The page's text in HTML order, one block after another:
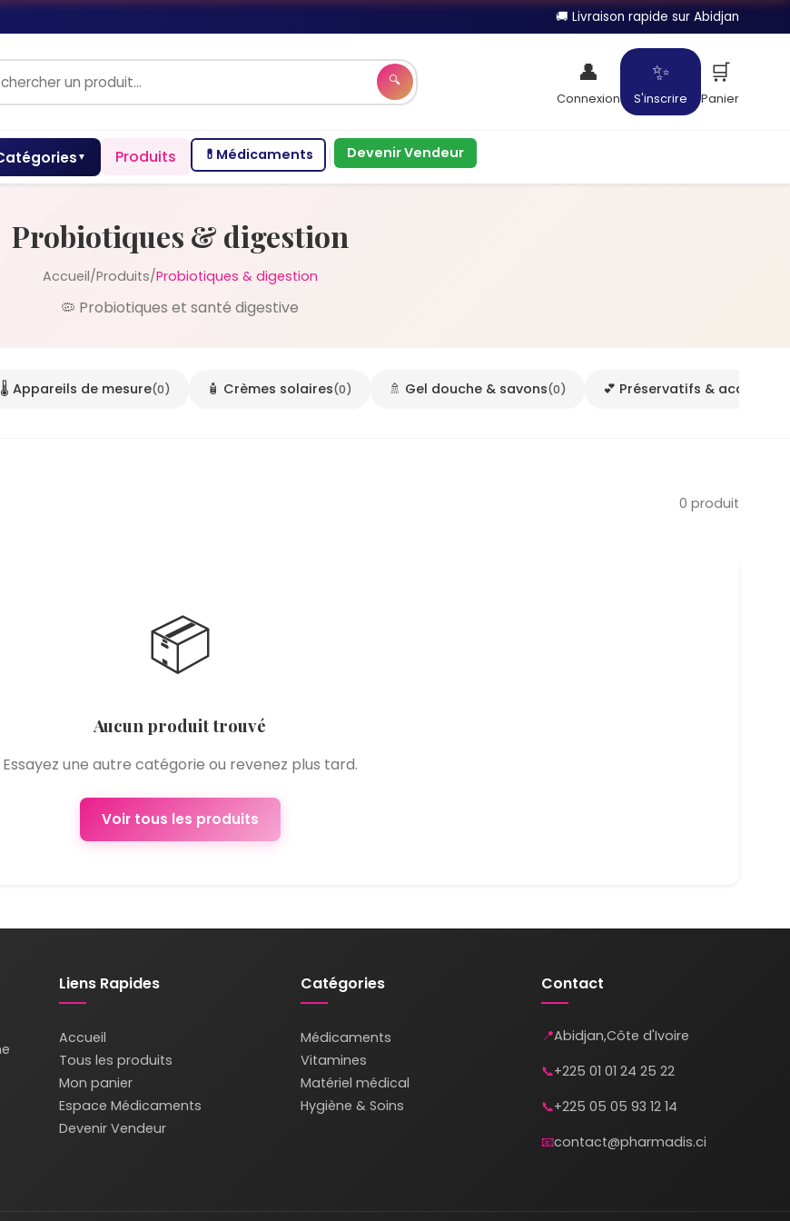
🚚 Livraison rapide sur Abidjan
🔍 👤
Connexion
✨
S'inscrire
🛒
Panier
▼ Produits 💊 Médicaments Devenir Vendeur
Probiotiques & digestion
Accueil/Produits/Probiotiques & digestion
🦠 Probiotiques et santé digestive
🌡️ Appareils de mesure(0) 🧴 Crèmes solaires(0) 🚿 Gel douche & savons(0) 💕 Préservatifs &
0 produit
📦
Aucun produit trouvé
Essayez une autre catégorie ou revenez plus tard.
Voir tous les produits
Liens Rapides
Accueil
Tous les produits
Mon panier
Espace Médicaments
Devenir Vendeur
Catégories
Médicaments
Vitamines
Matériel médical
Hygiène & Soins
Contact
📍Abidjan,Côte d'Ivoire
📞+225 01 01 24 25 22
📞+225 05 05 93 12 14
📧contact@pharmadis.ci